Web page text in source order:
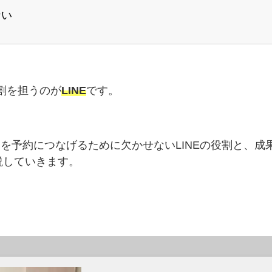
を担うのがLINEです。
予約につなげるために欠かせないLINEの役割と、成
ていきます。